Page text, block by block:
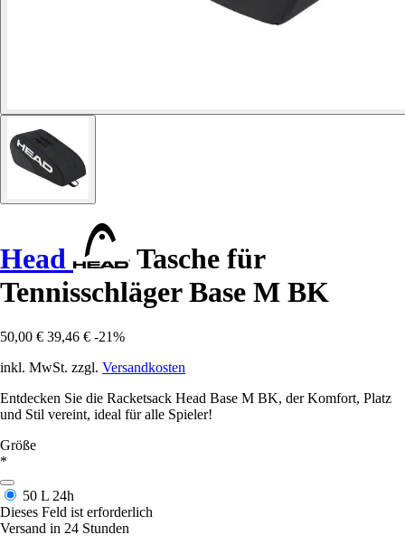
Head
Tasche für
Tennisschläger Base M BK
50,00 € 39,46 € -21%
inkl. MwSt. zzgl. Versandkosten
Entdecken Sie die Racketsack Head Base M BK, der Komfort, Platz
und Stil vereint, ideal für alle Spieler!
Größe
*
50 L 24h
Dieses Feld ist erforderlich
Versand in 24 Stunden